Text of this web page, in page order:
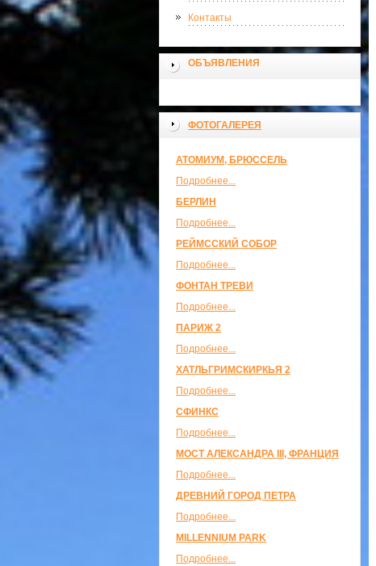
Контакты
ОБЪЯВЛЕНИЯ
ФОТОГАЛЕРЕЯ
АТОМИУМ, БРЮССЕЛЬ
Подробнее...
БЕРЛИН
Подробнее...
РЕЙМССКИЙ СОБОР
Подробнее...
ФОНТАН ТРЕВИ
Подробнее...
ПАРИЖ 2
Подробнее...
ХАТЛЬГРИМСКИРКЬЯ 2
Подробнее...
СФИНКС
Подробнее...
МОСТ АЛЕКСАНДРА III, ФРАНЦИЯ
Подробнее...
ДРЕВНИЙ ГОРОД ПЕТРА
Подробнее...
MILLENNIUM PARK
Подробнее...